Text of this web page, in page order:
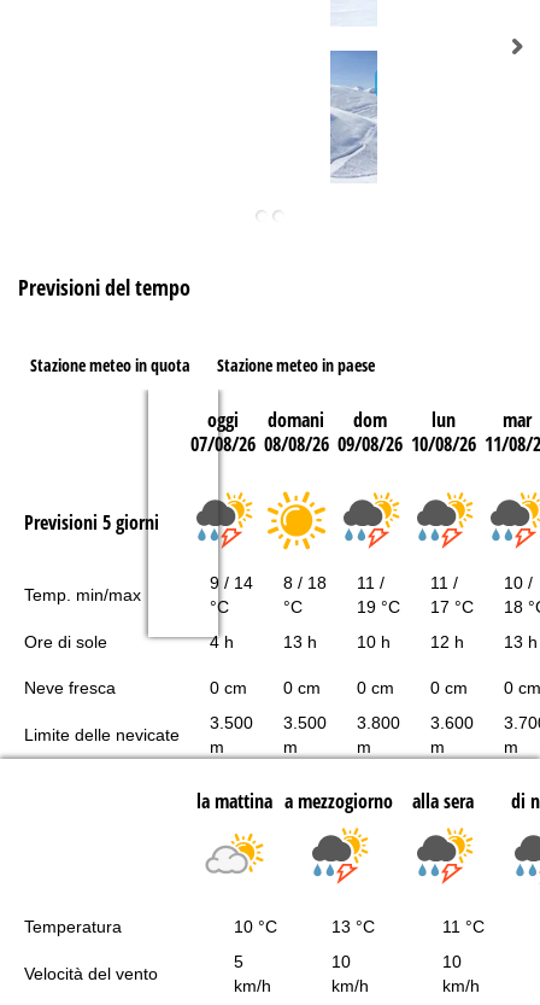
Previsioni del tempo
Stazione meteo in quota Stazione meteo in paese
oggi
07/08/26
domani
08/08/26
dom
09/08/26
lun
10/08/26
mar
11/08/
Previsioni 5 giorni
Temp. min/max
9 / 14
°C
8 / 18
°C
11 /
19 °C
11 /
17 °C
10 /
18
Ore di sole
4 h 13 h 10 h 12 h 13 h
Neve fresca 0 cm 0 cm 0 cm 0 cm 0 cm
Limite delle nevicate
3.500
m
3.500
m
3.800
m
3.600
m
m
la mattina a mezzogiorno alla sera di
Temperatura 10 °C 13 °C 11 °C
Velocità del vento
5
km/h
10
km/h
10
km/h